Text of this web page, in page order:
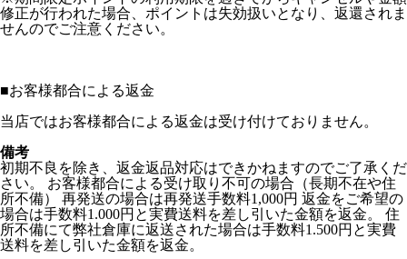
修正が行われた場合、ポイントは失効扱いとなり、返還されま
せんのでご注意ください。
■お客様都合による返金
当店ではお客様都合による返金は受け付けておりません。
備考
初期不良を除き、返金返品対応はできかねますのでご了承くだ
さい。 お客様都合による受け取り不可の場合（長期不在や住
所不備） 再発送の場合は再発送手数料1,000円 返金をご希望の
場合は手数料1.000円と実費送料を差し引いた金額を返金。 住
所不備にて弊社倉庫に返送された場合は手数料1.500円と実費
送料を差し引いた金額を返金。